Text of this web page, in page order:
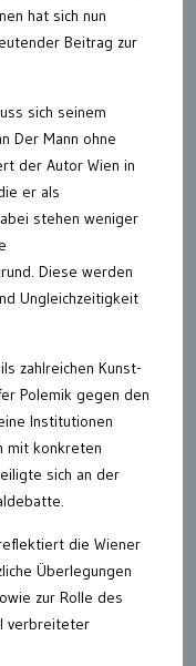
hat sich nun
Beitrag zur
sich seinem
Der Mann ohne
der Autor Wien in
er als
stehen weniger
Diese werden
Ungleichzeitigkeit
zahlreichen Kunst-
Polemik gegen den
Institutionen
mit konkreten
sich an der
die Wiener
Überlegungen
zur Rolle des
verbreiteter